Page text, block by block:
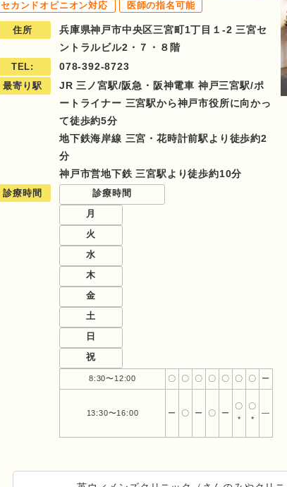
セカンドオピニオン対応
医師の指名可能
住所
兵庫県神戸市中央区三宮町1丁目１-2 三宮セ
ントラルビル2・７・８階
TEL: 078-392-8723
最寄り駅
JR 三ノ宮駅/阪急・阪神電車 神戸三宮駅/ポ
ートライナー 三宮駅から神戸市役所に向かっ
て徒歩約5分
地下鉄海岸線 三宮・花時計前駅より徒歩約2
分
神戸市営地下鉄 三宮駅より徒歩約10分
診療時間
診療時間
月
火
水
木
金
土
日
祝
8:30〜12:00 〇 〇 〇 〇 〇 〇 〇 ー
13:30〜16:00 ー 〇 ー 〇 ー
〇
*
〇
*
―